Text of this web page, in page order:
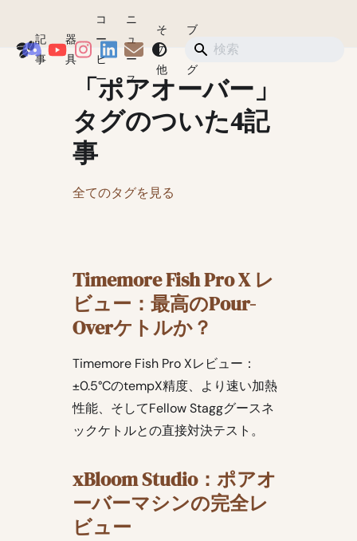
Coffeegeek
記
事
器
具
コ
ー
ヒ
ー
ニ
ュ
ー
ス
そ
の
他
ブ
ロ
グ
ショップ
「ポアオーバー」
タグのついた4記
事
全てのタグを見る
Timemore Fish Pro X レ
ビュー：最高のPour-
Overケトルか？
Timemore Fish Pro Xレビュー：
±0.5°CのtempX精度、より速い加熱
性能、そしてFellow Staggグースネ
ックケトルとの直接対決テスト。
xBloom Studio：ポアオ
ーバーマシンの完全レ
ビュー